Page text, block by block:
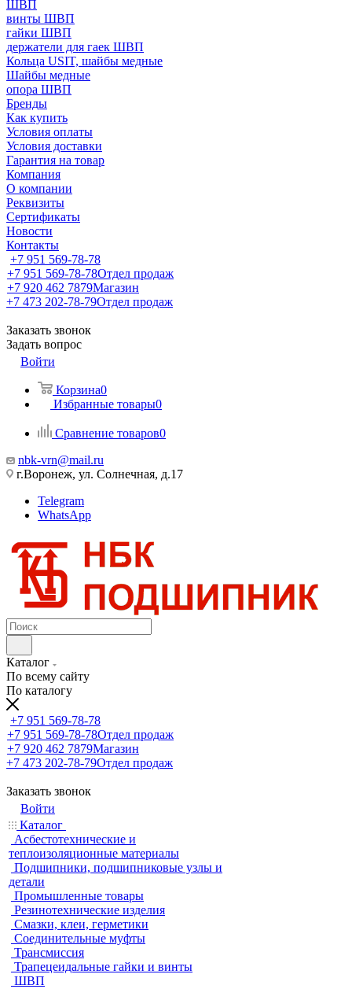
ШВП
винты ШВП
гайки ШВП
держатели для гаек ШВП
Кольца USIT, шайбы медные
Шайбы медные
опора ШВП
Бренды
Как купить
Условия оплаты
Условия доставки
Гарантия на товар
Компания
О компании
Реквизиты
Сертификаты
Новости
Контакты
+7 951 569-78-78
+7 951 569-78-78Отдел продаж
+7 920 462 7879Магазин
+7 473 202-78-79Отдел продаж
Заказать звонок
Задать вопрос
Войти
Корзина0
Избранные товары0
Сравнение товаров0
nbk-vrn@mail.ru
г.Воронеж, ул. Солнечная, д.17
Telegram
WhatsApp
Каталог
По всему сайту
По каталогу
+7 951 569-78-78
+7 951 569-78-78Отдел продаж
+7 920 462 7879Магазин
+7 473 202-78-79Отдел продаж
Заказать звонок
Войти
Каталог
Асбестотехнические и
теплоизоляционные материалы
Подшипники, подшипниковые узлы и
детали
Промышленные товары
Резинотехнические изделия
Смазки, клеи, герметики
Соединительные муфты
Трансмиссия
Трапецеидальные гайки и винты
ШВП